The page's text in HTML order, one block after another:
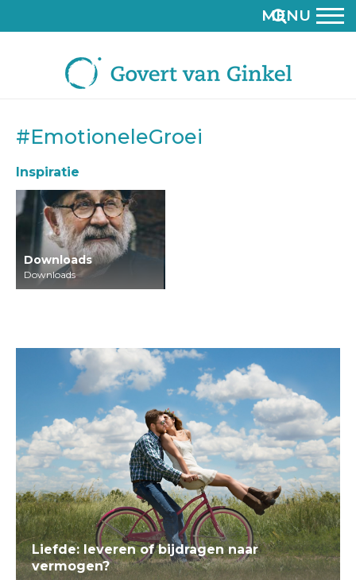
MENU
#EmotioneleGroei
Inspiratie
Downloads
Downloads
Liefde: leveren of bijdragen naar
vermogen?